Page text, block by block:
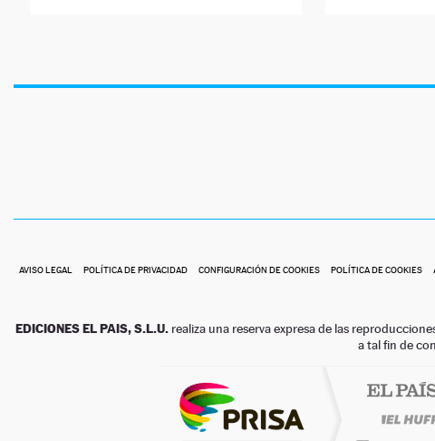
AVISO LEGAL POLÍTICA DE PRIVACIDAD CONFIGURACIÓN DE COOKIES POLÍTICA DE COOKIES
EDICIONES EL PAIS, S.L.U. realiza una reserva expresa de las
a tal fin de